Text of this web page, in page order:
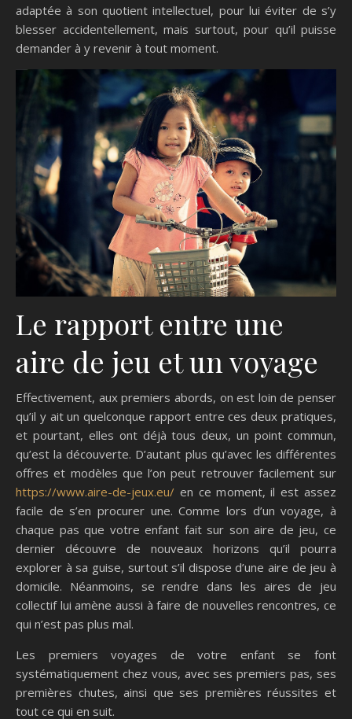
adaptée à son quotient intellectuel, pour lui éviter de s’y
blesser accidentellement, mais surtout, pour qu’il puisse
demander à y revenir à tout moment.
Le rapport entre une
aire de jeu et un voyage
Effectivement, aux premiers abords, on est loin de penser
qu’il y ait un quelconque rapport entre ces deux pratiques,
et pourtant, elles ont déjà tous deux, un point commun,
qu’est la découverte. D’autant plus qu’avec les différentes
offres et modèles que l’on peut retrouver facilement sur
https://www.aire-de-jeux.eu/ en ce moment, il est assez
facile de s’en procurer une. Comme lors d’un voyage, à
chaque pas que votre enfant fait sur son aire de jeu, ce
dernier découvre de nouveaux horizons qu’il pourra
explorer à sa guise, surtout s’il dispose d’une aire de jeu à
domicile. Néanmoins, se rendre dans les aires de jeu
collectif lui amène aussi à faire de nouvelles rencontres, ce
qui n’est pas plus mal.
Les premiers voyages de votre enfant se font
systématiquement chez vous, avec ses premiers pas, ses
premières chutes, ainsi que ses premières réussites et
tout ce qui en suit.